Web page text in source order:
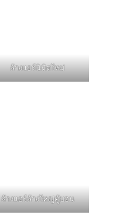
ล้างแอร์นิมิตใหม่
ล้างแอร์ล้างใหญ่คู้บอน